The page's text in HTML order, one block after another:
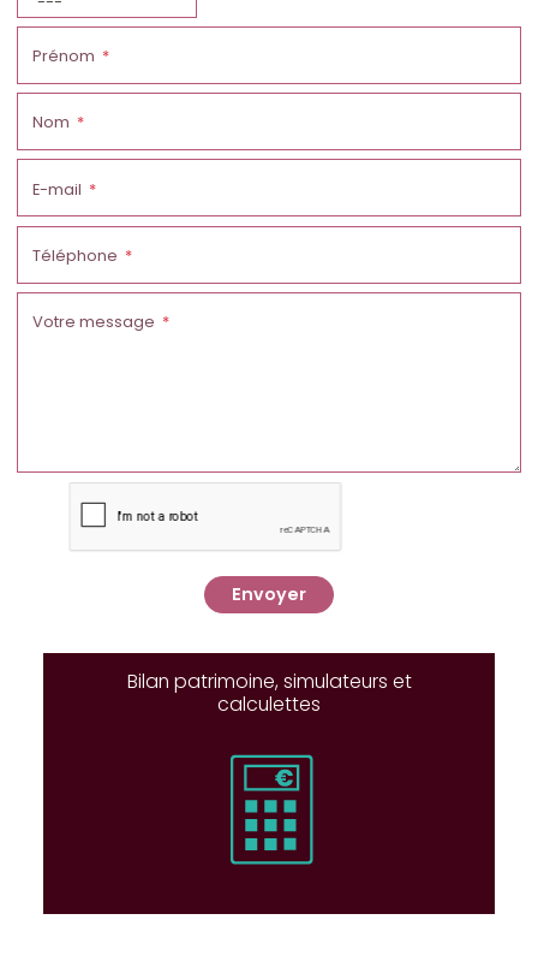
Prénom
Nom
E-mail
Téléphone
Votre message
Envoyer
Bilan patrimoine, simulateurs et
calculettes